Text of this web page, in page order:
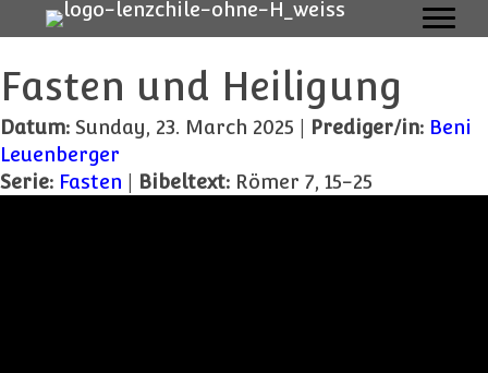
Fasten und Heiligung
Datum: Sunday, 23. March 2025 | Prediger/in: Beni
Leuenberger
Serie: Fasten Bibeltext: Römer 7, 15-25